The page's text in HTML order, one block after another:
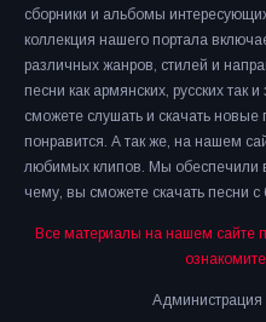
сборники и альбомы
коллекция нашего портала
различных жанров, стилей и
песни как армянских, русских
сможете слушать и скачать новые
понравится. А так же, на нашем
любимых клипов. Мы обеспечили
чему, вы сможете скачать песни с
Все материалы на нашем сайте
Администрация